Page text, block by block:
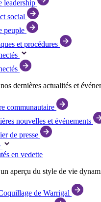
leadership
social
peuple
et procédures
dernières actualités et
communautaire
nouvelles et événements
de presse
en vedette
aperçu du style de vie
de Warrigal